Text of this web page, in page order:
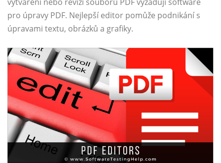
pro úpravy PDF. Nejlepší editor pomůže podnikání s
úpravami textu, obrázků a grafiky.